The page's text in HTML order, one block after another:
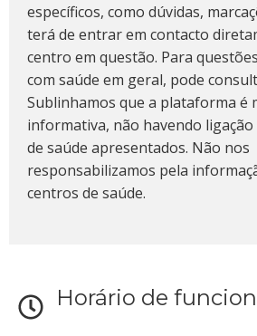
Horário de
específicos, como dúvidas,
terá de entrar em contacto
centro em questão. Para
com saúde em geral, pode
Sublinhamos que a plataforma é
informativa, não havendo
de saúde apresentados. Não nos
responsabilizamos pela
centros de saúde.